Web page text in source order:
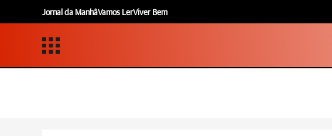
Jornal da ManhãVamos LerViver Bem